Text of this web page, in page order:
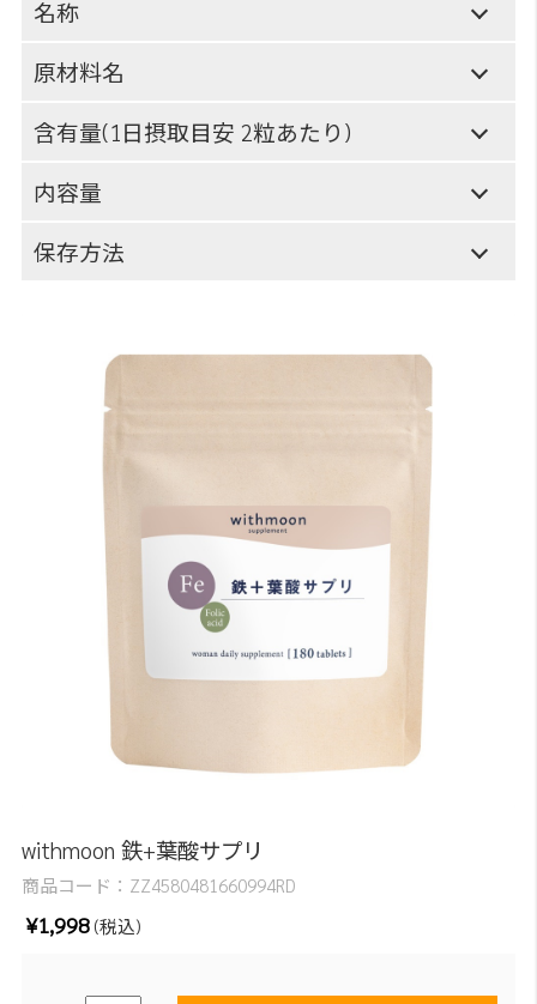
名称
原材料名
含有量(1日摂取目安 2粒あたり)
内容量
保存方法
withmoon 鉄+葉酸サプリ
商品コード： ZZ4580481660994RD
¥1,998 (税込)